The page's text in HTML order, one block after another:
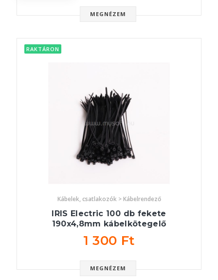
MEGNÉZEM
RAKTÁRON
Kábelek, csatlakozók > Kábelrendező
IRIS Electric 100 db fekete
190x4,8mm kábelkötegelő
1 300 Ft
MEGNÉZEM